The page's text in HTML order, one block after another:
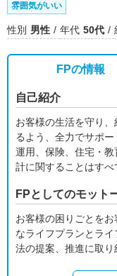
雰囲気がいい
性別 男性 年代 50代
FPの情報
自己紹介
お客様の生活を守り
るよう、全力でサポ
運用、保険、住宅・
計に関することはすべ
FPとしてのモット
お客様の困りごとを
なライフプランとラ
法の提案、推進に取り